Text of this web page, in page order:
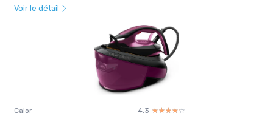
Voir le détail
Calor 4.3 ☆☆☆☆☆
★★★★★